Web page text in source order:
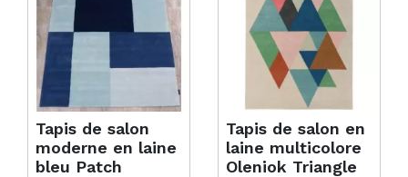
Tapis de salon
moderne en laine
bleu Patch
Tapis de salon en
laine multicolore
Oleniok Triangle